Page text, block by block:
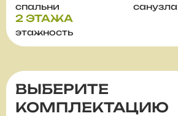
спальни санузла
2 ЭТАЖА
этажность
ВЫБЕРИТЕ
КОМПЛЕКТАЦИЮ